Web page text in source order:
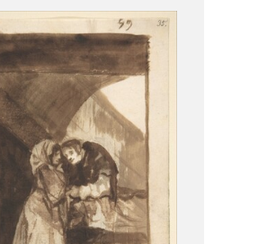
RECURSOS
EDUCATIVOS
ARASAAC